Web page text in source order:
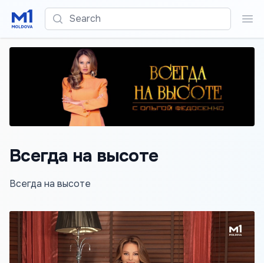
Search
Всегда на высоте
Всегда на высоте